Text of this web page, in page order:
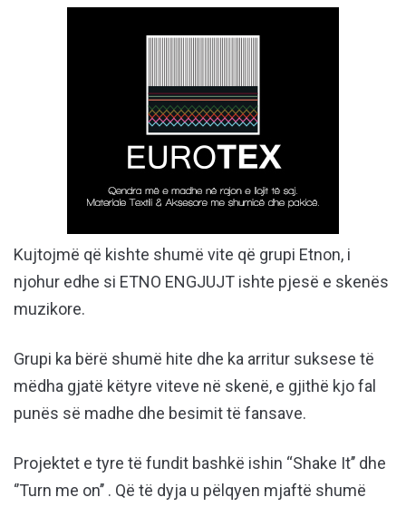
Kujtojmë që kishte shumë vite që grupi Etnon, i
njohur edhe si ETNO ENGJUJT ishte pjesë e skenës
muzikore.
Grupi ka bërë shumë hite dhe ka arritur suksese të
mëdha gjatë këtyre viteve në skenë, e gjithë kjo fal
punës së madhe dhe besimit të fansave.
Projektet e tyre të fundit bashkë ishin “Shake It’’ dhe
‘’Turn me on’’ . Që të dyja u pëlqyen mjaftë shumë